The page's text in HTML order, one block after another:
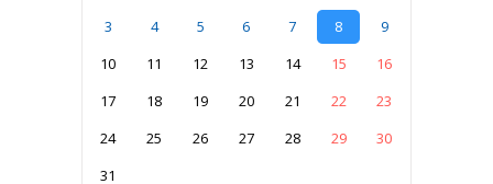
3
4 5 6 7 8
9
10
11 12 13 14 15
16
17
18 19 20 21 22
23
24
25 26 27 28 29
30
31